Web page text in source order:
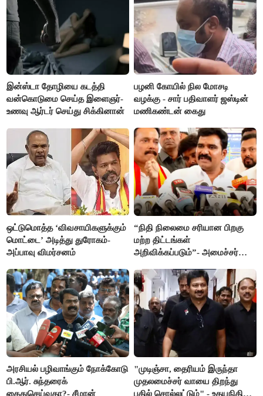
இன்ஸ்டா தோழியை கடத்தி
வன்கொடுமை செய்த இளைஞர்-
உணவு ஆர்டர் செய்து சிக்கினான்
பழனி கோயில் நில மோசடி
வழக்கு - சார் பதிவாளர் ஜஸ்டின்
மணிகண்டன் கைது
ஒட்டுமொத்த ‘விவசாயிகளுக்கும்
மொட்டை’ அடித்து துரோகம்-
அப்பாவு விமர்சனம்
“நிதி நிலைமை சரியான பிறகு
மற்ற திட்டங்கள்
அறிவிக்கப்படும்”- அமைச்சர்
அரசியல் பழிவாங்கும் நோக்கோடு
பி.ஆர். சுந்தரைக்
கைதுசெய்வதா?- சீமான்
"முடிஞ்சா, தைரியம் இருந்தா
முதலமைச்சர் வாயை திறந்து
பதில் சொல்லட்டும்" - உதயநிதி